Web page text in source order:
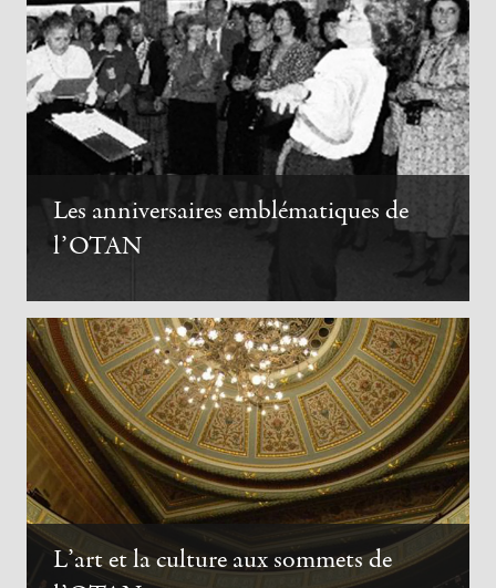
Les anniversaires emblématiques de
l’OTAN
L’art et la culture aux sommets de